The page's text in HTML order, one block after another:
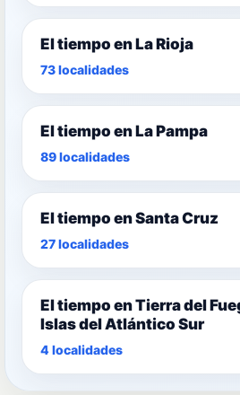
El tiempo en La Rioja
73 localidades
El tiempo en La Pampa
89 localidades
El tiempo en Santa Cruz
27 localidades
El tiempo en Tierra del
Islas del Atlántico Sur
4 localidades